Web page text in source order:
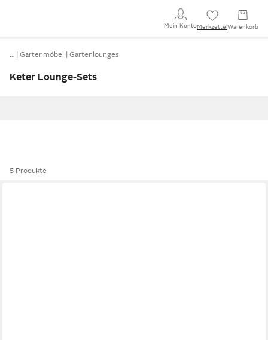
Mein KontoMerkzettel Warenkorb
… Gartenmöbel Gartenlounges
Keter Lounge-Sets
5 Produkte